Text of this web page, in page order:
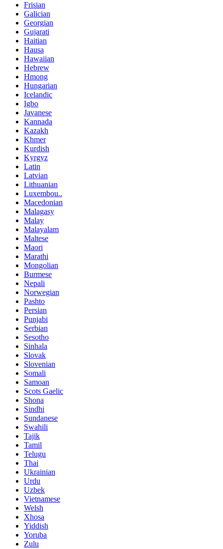
Frisian
Galician
Georgian
Gujarati
Haitian
Hausa
Hawaiian
Hebrew
Hmong
Hungarian
Icelandic
Igbo
Javanese
Kannada
Kazakh
Khmer
Kurdish
Kyrgyz
Latin
Latvian
Lithuanian
Luxembou..
Macedonian
Malagasy
Malay
Malayalam
Maltese
Maori
Marathi
Mongolian
Burmese
Nepali
Norwegian
Pashto
Persian
Punjabi
Serbian
Sesotho
Sinhala
Slovak
Slovenian
Somali
Samoan
Scots Gaelic
Shona
Sindhi
Sundanese
Swahili
Tajik
Tamil
Telugu
Thai
Ukrainian
Urdu
Uzbek
Vietnamese
Welsh
Xhosa
Yiddish
Yoruba
Zulu